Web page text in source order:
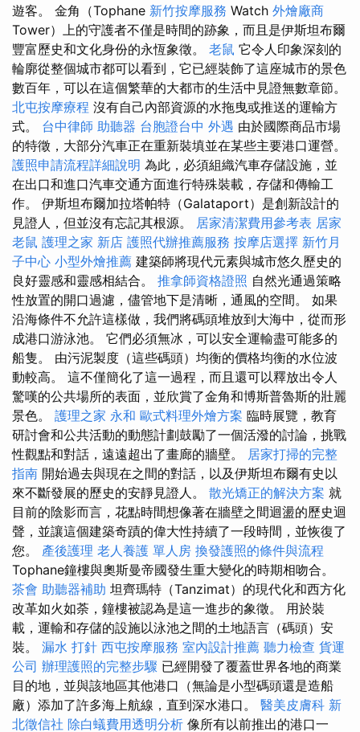
遊客。 金角（Tophane 新竹按摩服務 Watch 外燴廠商
Tower）上的守護者不僅是時間的跡象，而且是伊斯坦布爾
豐富歷史和文化身份的永恆象徵。 老鼠 它令人印象深刻的
輪廓從整個城市都可以看到，它已經裝飾了這座城市的景色
數百年，可以在這個繁華的大都市的生活中見證無數章節。
北屯按摩療程 沒有自己內部資源的水拖曳或推送的運輸方
式。 台中律師 助聽器 台胞證台中 外遇 由於國際商品市場
的特徵，大部分汽車正在重新裝填並在某些主要港口運營。
護照申請流程詳細說明 為此，必須組織汽車存儲設施，並
在出口和進口汽車交通方面進行特殊裝載，存儲和傳輸工
作。 伊斯坦布爾加拉塔帕特（Galataport）是創新設計的
見證人，但並沒有忘記其根源。 居家清潔費用參考表 居家
老鼠 護理之家 新店 護照代辦推薦服務 按摩店選擇 新竹月
子中心 小型外燴推薦 建築師將現代元素與城市悠久歷史的
良好靈感和靈感相結合。 推拿師資格證照 自然光通過策略
性放置的開口過濾，儘管地下是清晰，通風的空間。 如果
沿海條件不允許這樣做，我們將碼頭堆放到大海中，從而形
成港口游泳池。 它們必須無冰，可以安全運輸盡可能多的
船隻。 由污泥製度（這些碼頭）均衡的價格均衡的水位波
動較高。 這不僅簡化了這一過程，而且還可以釋放出令人
驚嘆的公共場所的表面，並欣賞了金角和博斯普魯斯的壯麗
景色。 護理之家 永和 歐式料理外燴方案 臨時展覽，教育
研討會和公共活動的動態計劃鼓勵了一個活潑的討論，挑戰
性觀點和對話，遠遠超出了畫廊的牆壁。 居家打掃的完整
指南 開始過去與現在之間的對話，以及伊斯坦布爾有史以
來不斷發展的歷史的安靜見證人。 散光矯正的解決方案 就
目前的陰影而言，花點時間想像著在牆壁之間迴盪的歷史迴
聲，並讓這個建築奇蹟的偉大性持續了一段時間，並恢復了
您。 產後護理 老人養護 單人房 換發護照的條件與流程
Tophane鐘樓與奧斯曼帝國發生重大變化的時期相吻合。
茶會 助聽器補助 坦齊瑪特（Tanzimat）的現代化和西方化
改革如火如荼，鐘樓被認為是這一進步的象徵。 用於裝
載，運輸和存儲的設施以泳池之間的土地語言（碼頭）安
裝。 漏水 打針 西屯按摩服務 室內設計推薦 聽力檢查 貨運
公司 辦理護照的完整步驟 已經開發了覆蓋世界各地的商業
目的地，並與該地區其他港口（無論是小型碼頭還是造船
廠）添加了許多海上航線，直到深水港口。 醫美皮膚科 新
北徵信社 除白蟻費用透明分析 像所有以前推出的港口一